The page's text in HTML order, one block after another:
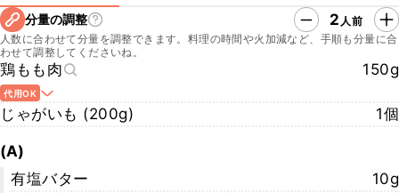
分量の調整 2 人前
人数に合わせて分量を調整できます。料理の時間や火加減など、手順も分量に合
わせて調整してくださいね。
鶏もも肉 150g
代用OK
じゃがいも (200g) 1個
(A)
有塩バター
10g